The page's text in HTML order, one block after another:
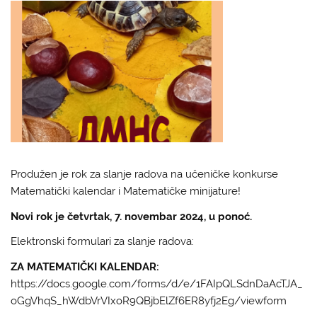
Produžen je rok za slanje radova na učeničke konkurse
Matematički kalendar i Matematičke minijature!
Novi rok je četvrtak, 7. novembar 2024, u ponoć.
Elektronski formulari za slanje radova:
ZA MATEMATIČKI KALENDAR:
https://docs.google.com/forms/d/e/1FAIpQLSdnDaAcTJA_
oGgVhqS_hWdbVrVIxoR9QBjbElZf6ER8yfj2Eg/viewform